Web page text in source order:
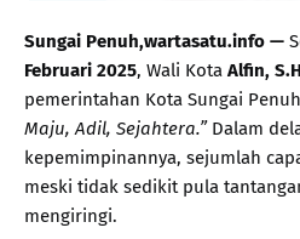
Sungai Penuh,wartasatu.info —
Februari 2025, Wali Kota Alfin,
pemerintahan Kota Sungai
Maju, Adil, Sejahtera.”Dalam
kepemimpinannya, sejumlah
meski tidak sedikit pula
mengiringi.